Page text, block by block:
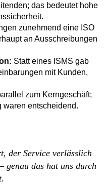
das bedeutet hohe
zunehmend eine ISO
an Ausschreibungen
Statt eines ISMS gab
mit Kunden,
zum Kerngeschäft;
waren entscheidend.
der Service verlässlich
genau das hat uns durch